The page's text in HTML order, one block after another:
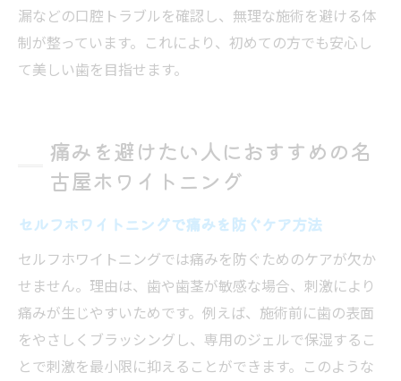
漏などの口腔トラブルを確認し、無理な施術を避ける体
制が整っています。これにより、初めての方でも安心し
て美しい歯を目指せます。
痛みを避けたい人におすすめの名
古屋ホワイトニング
セルフホワイトニングで痛みを防ぐケア方法
セルフホワイトニングでは痛みを防ぐためのケアが欠か
せません。理由は、歯や歯茎が敏感な場合、刺激により
痛みが生じやすいためです。例えば、施術前に歯の表面
をやさしくブラッシングし、専用のジェルで保湿するこ
とで刺激を最小限に抑えることができます。このような